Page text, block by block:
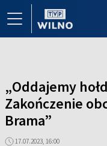
„Oddajemy
Zakończenie
Brama”
17.07.2023, 16:00